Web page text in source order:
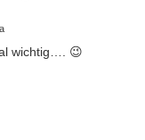
wichtig…. 😉